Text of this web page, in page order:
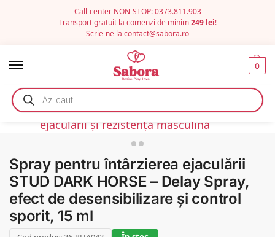
Call-center NON-STOP: 0373.811.903
Transport gratuit la comenzi de minim249 lei!
Scrie-ne la contact@sabora.ro
0
Spray pentru întârzierea ejaculării
STUD DARK HORSE – Delay Spray,
efect de desensibilizare și control
sporit, 15 ml